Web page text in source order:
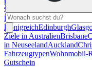
Spanien
Reiseziele im Vereinigtem
KönigreichEdinburgh
Ziele in AustralienBrisbane
in NeuseelandAuckland
FahrzeugtypenWohnmobil-
Gutschein